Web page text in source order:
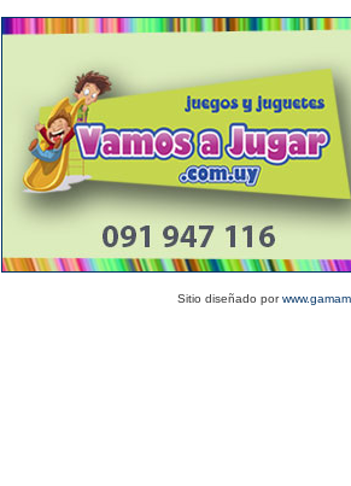
Sitio diseñado por